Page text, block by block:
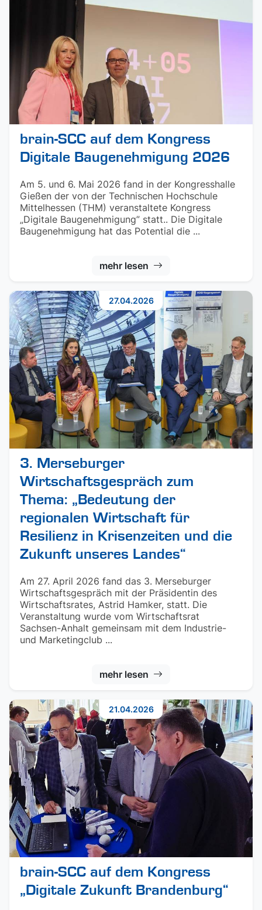
brain-SCC auf dem Kongress
Digitale Baugenehmigung 2026
Am 5. und 6. Mai 2026 fand in der Kongresshalle
Gießen der von der Technischen Hochschule
Mittelhessen (THM) veranstaltete Kongress
„Digitale Baugenehmigung” statt.. Die Digitale
Baugenehmigung hat das Potential die ...
mehr lesen
3. Merseburger
Wirtschaftsgespräch zum
Thema: „Bedeutung der
regionalen Wirtschaft für
Resilienz in Krisenzeiten und die
Zukunft unseres Landes“
Am 27. April 2026 fand das 3. Merseburger
Wirtschaftsgespräch mit der Präsidentin des
Wirtschaftsrates, Astrid Hamker, statt. Die
Veranstaltung wurde vom Wirtschaftsrat
Sachsen-Anhalt gemeinsam mit dem Industrie-
und Marketingclub ...
mehr lesen
27.04.2026
brain-SCC auf dem Kongress
„Digitale Zukunft Brandenburg“
21.04.2026